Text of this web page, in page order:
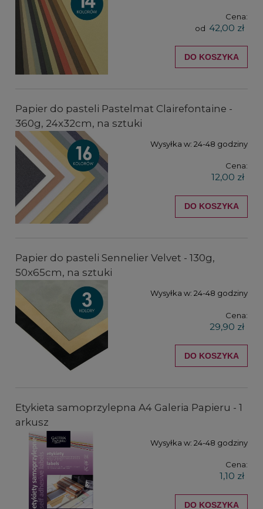
Cena:
od 42,00 zł
DO KOSZYKA
Papier do pasteli Pastelmat Clairefontaine -
360g, 24x32cm, na sztuki
Wysyłka w: 24-48 godziny
Cena:
12,00 zł
DO KOSZYKA
Papier do pasteli Sennelier Velvet - 130g,
50x65cm, na sztuki
Wysyłka w: 24-48 godziny
Cena:
29,90 zł
DO KOSZYKA
Etykieta samoprzylepna A4 Galeria Papieru - 1
arkusz
Wysyłka w: 24-48 godziny
Cena:
1,10 zł
DO KOSZYKA